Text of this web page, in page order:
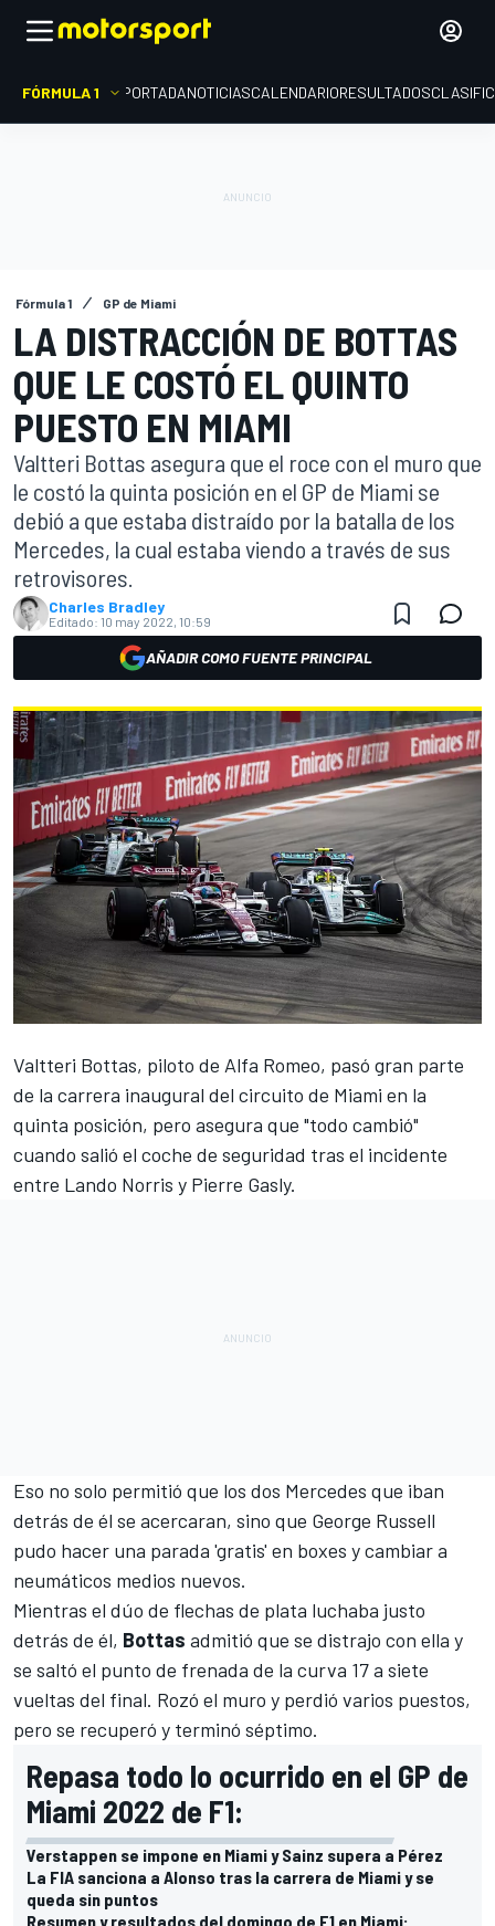
FÓRMULA 1 PORTADANOTICIASCALENDARIORESULTADOS
Fórmula 1 GP de Miami
LA DISTRACCIÓN DE BOTTAS
QUE LE COSTÓ EL QUINTO
PUESTO EN MIAMI
Valtteri Bottas asegura que el roce con el muro que
le costó la quinta posición en el GP de Miami se
debió a que estaba distraído por la batalla de los
Mercedes, la cual estaba viendo a través de sus
retrovisores.
Charles Bradley
Editado: 10 may 2022, 10:59
AÑADIR COMO FUENTE PRINCIPAL
Valtteri Bottas, piloto de Alfa Romeo, pasó gran parte
de la carrera inaugural del circuito de Miami en la
quinta posición, pero asegura que "todo cambió"
cuando salió el coche de seguridad tras el incidente
entre Lando Norris y Pierre Gasly.
Eso no solo permitió que los dos Mercedes que iban
detrás de él se acercaran, sino que George Russell
pudo hacer una parada 'gratis' en boxes y cambiar a
neumáticos medios nuevos.
Mientras el dúo de flechas de plata luchaba justo
detrás de él, Bottas admitió que se distrajo con ella y
se saltó el punto de frenada de la curva 17 a siete
vueltas del final. Rozó el muro y perdió varios puestos,
pero se recuperó y terminó séptimo.
Repasa todo lo ocurrido en el GP de
Miami 2022 de F1:
Verstappen se impone en Miami y Sainz supera a Pérez
La FIA sanciona a Alonso tras la carrera de Miami y se
queda sin puntos
Resumen y resultados del domingo de F1 en Miami: